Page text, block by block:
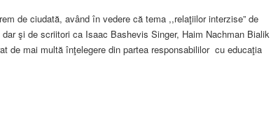
de ciudată, având în vedere că tema ,,relaţiilor interzise” de
şi de scriitori ca Isaac Bashevis Singer, Haim Nachman Bialik
de mai multă înţelegere din partea responsabililor cu educaţia